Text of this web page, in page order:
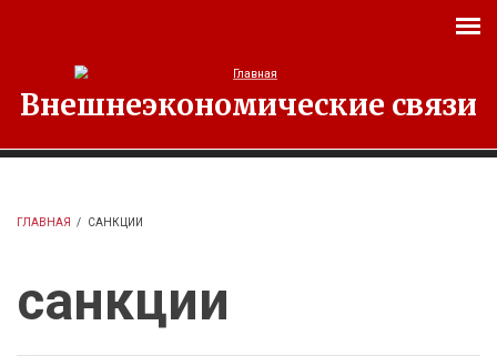
Внешнеэкономические связи
ГЛАВНАЯ / САНКЦИИ
санкции